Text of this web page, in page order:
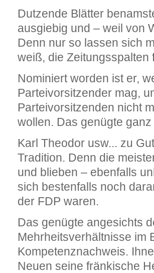
Dutzende Blätter
ausgiebig und – weil von
Denn nur so lassen sich
weiß, die Zeitungsspalten
Nominiert worden ist er,
Parteivorsitzender mag,
Parteivorsitzenden nicht
wollen. Das genügte
Karl Theodor usw... zu
Tradition. Denn die
und blieben – ebenfalls
sich bestenfalls noch
der FDP waren.
Das genügte angesichts
Mehrheitsverhältnisse im
Kompetenznachweis.
Neuen seine fränkische